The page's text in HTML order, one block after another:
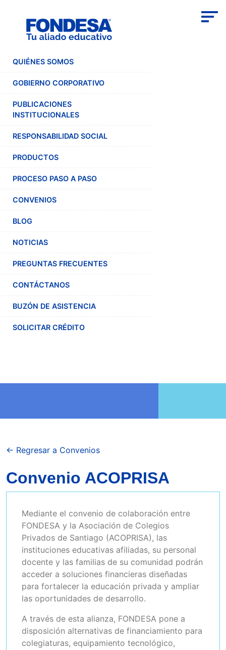
QUIÉNES SOMOS
GOBIERNO CORPORATIVO
PUBLICACIONES
INSTITUCIONALES
RESPONSABILIDAD SOCIAL
PRODUCTOS
PROCESO PASO A PASO
CONVENIOS
BLOG
NOTICIAS
PREGUNTAS FRECUENTES
CONTÁCTANOS
BUZÓN DE ASISTENCIA
SOLICITAR CRÉDITO
← Regresar a Convenios
Convenio ACOPRISA
Mediante el convenio de colaboración entre
FONDESA y la Asociación de Colegios
Privados de Santiago (ACOPRISA), las
instituciones educativas afiliadas, su personal
docente y las familias de su comunidad podrán
acceder a soluciones financieras diseñadas
para fortalecer la educación privada y ampliar
las oportunidades de desarrollo.
A través de esta alianza, FONDESA pone a
disposición alternativas de financiamiento para
colegiaturas, equipamiento tecnológico,